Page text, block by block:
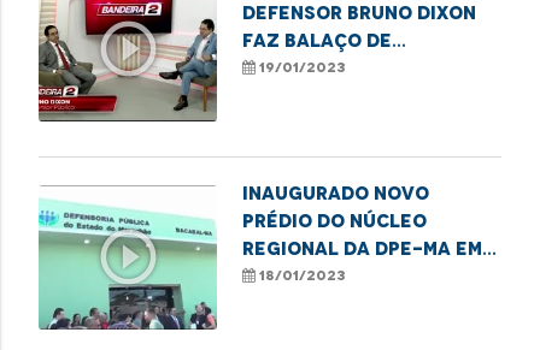
play_circle_outline
defensor Bruno Dixon
faz balaço de
atividades do Núcleo
19/01/2023
play_circle_outline
Inaugurado novo
prédio do Núcleo
Regional da DPE-MA em
Bacabal
18/01/2023